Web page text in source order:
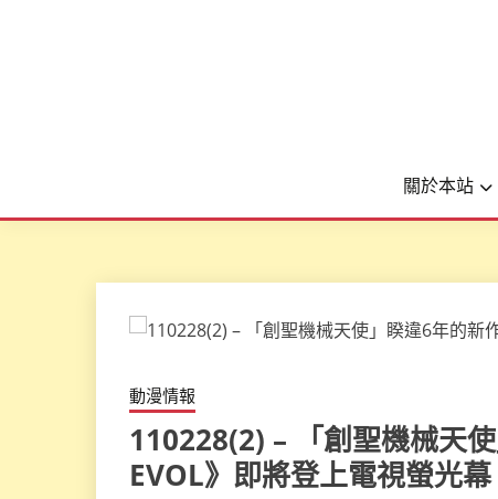
關於本站
動漫情報
110228(2) – 「創聖機械天
EVOL》即將登上電視螢光幕